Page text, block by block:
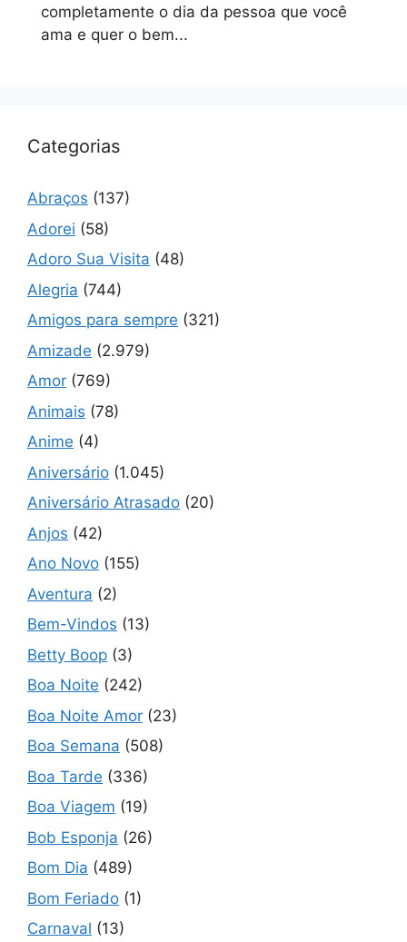
completamente o dia da pessoa que você
ama e quer o bem...
Categorias
Abraços (137)
Adorei (58)
Adoro Sua Visita (48)
Alegria (744)
Amigos para sempre (321)
Amizade (2.979)
Amor (769)
Animais (78)
Anime (4)
Aniversário (1.045)
Aniversário Atrasado (20)
Anjos (42)
Ano Novo (155)
Aventura (2)
Bem-Vindos (13)
Betty Boop (3)
Boa Noite (242)
Boa Noite Amor (23)
Boa Semana (508)
Boa Tarde (336)
Boa Viagem (19)
Bob Esponja (26)
Bom Dia (489)
Bom Feriado (1)
Carnaval (13)